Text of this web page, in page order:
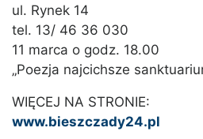
ul. Rynek 14
tel. 13/ 46 36 030
11 marca o godz. 18.00
„Poezja najcichsze
WIĘCEJ NA STRONIE:
www.bieszczady24.pl